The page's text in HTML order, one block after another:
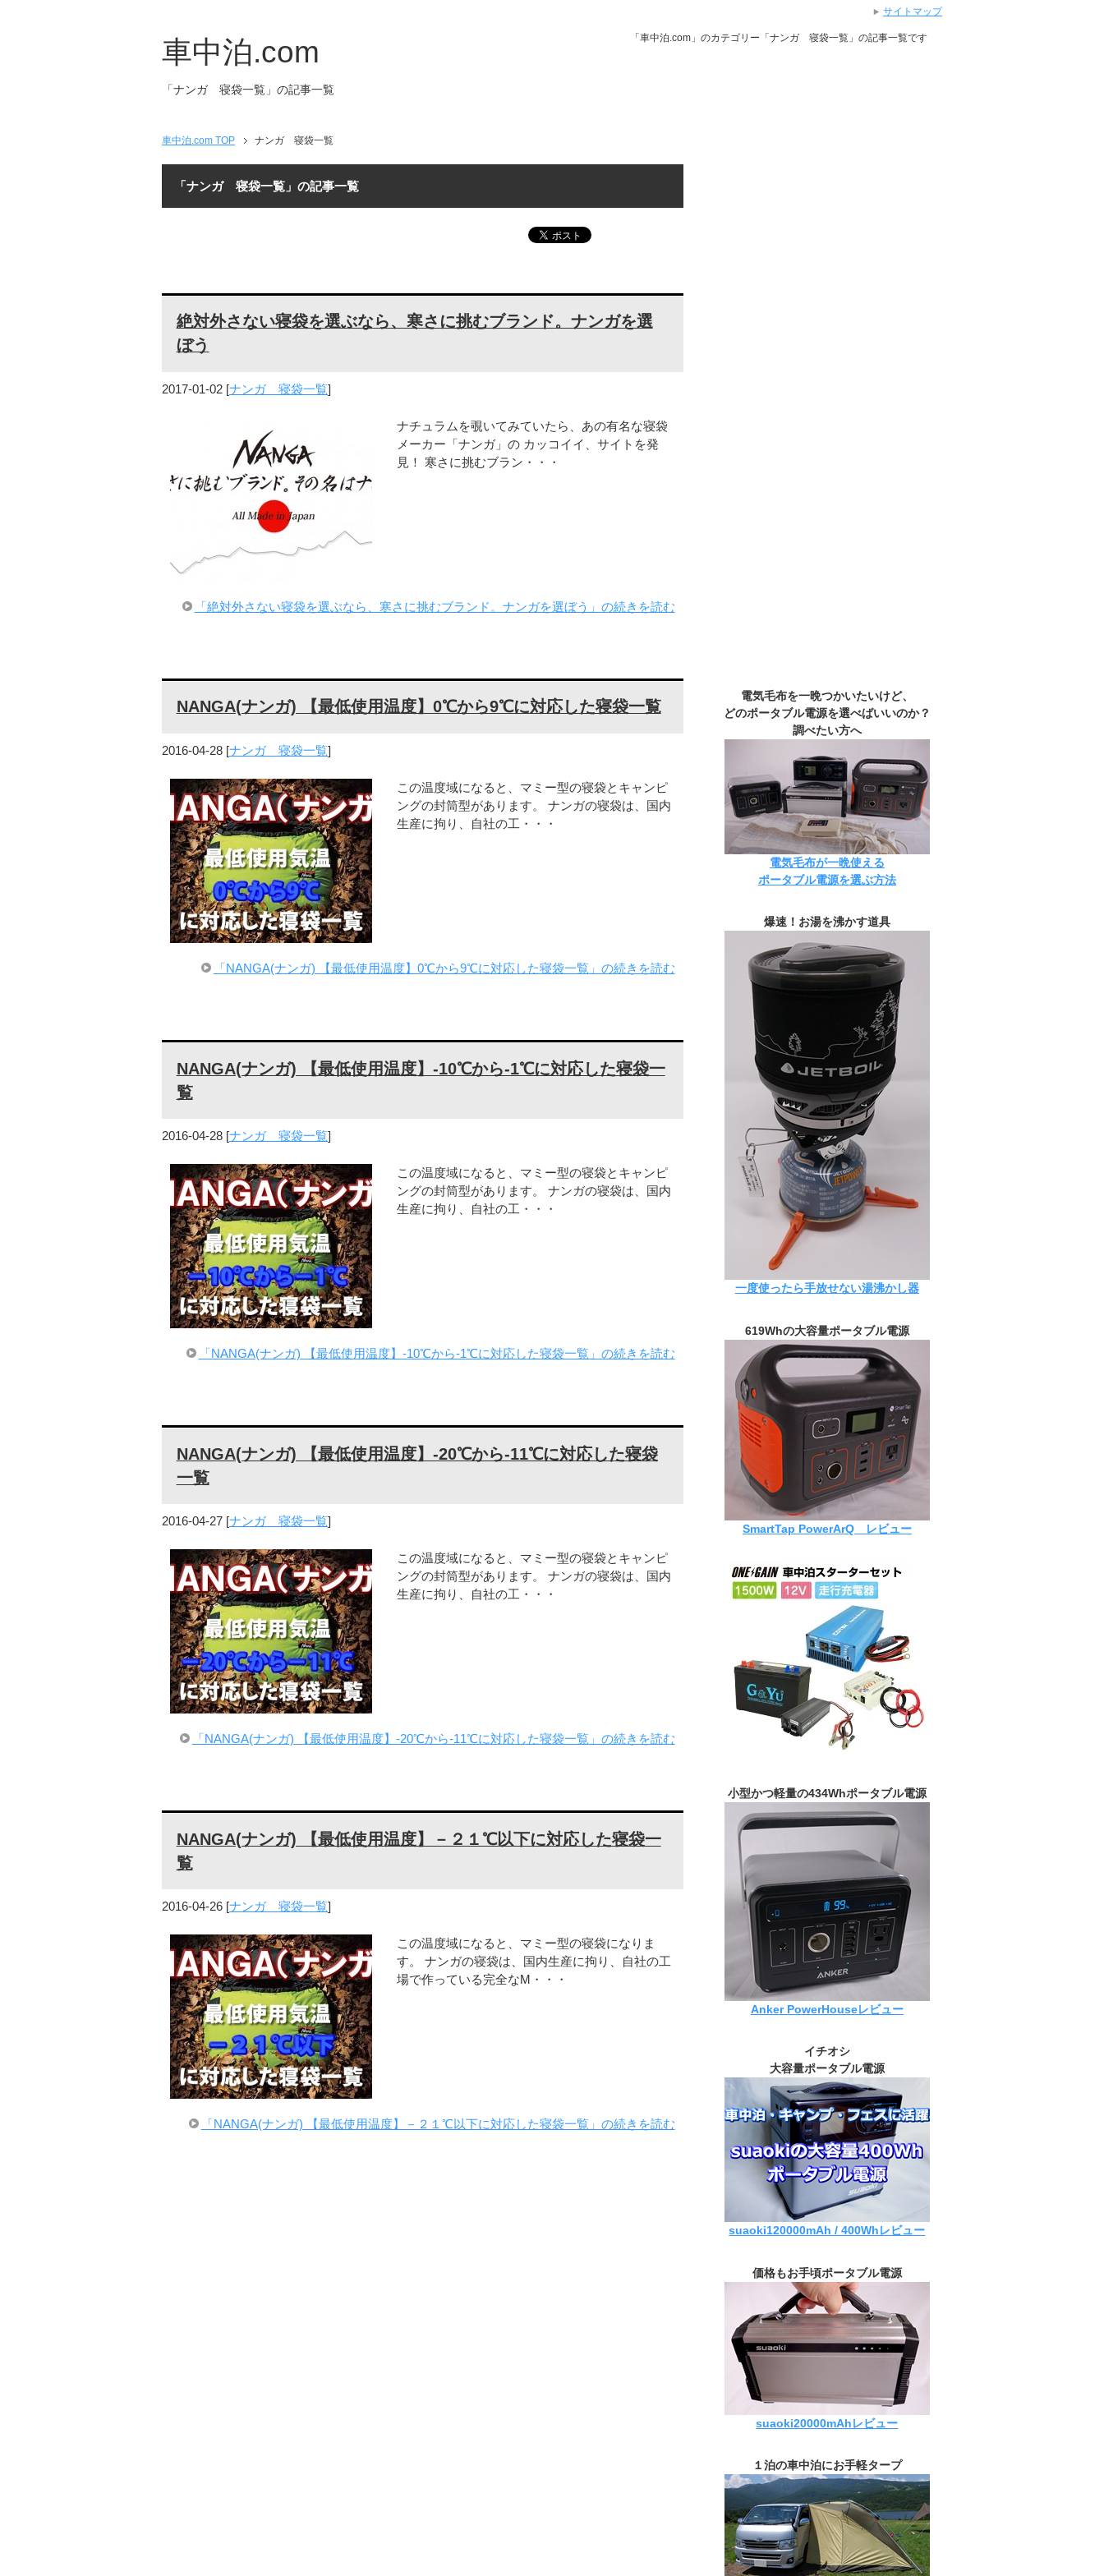
車中泊.com
「ナンガ 寝袋一覧」の記事一覧
「車中泊.com」のカテゴリー「ナンガ 寝袋一覧」の記事一覧です
車中泊.com TOP ナンガ 寝袋一覧
「ナンガ 寝袋一覧」の記事一覧
絶対外さない寝袋を選ぶなら、寒さに挑むブランド。ナンガを選
ぼう
2017-01-02 [ナンガ 寝袋一覧]
ナチュラムを覗いてみていたら、あの有名な寝袋
メーカー「ナンガ」の カッコイイ、サイトを発
見！ 寒さに挑むブラン・・・
「絶対外さない寝袋を選ぶなら、寒さに挑むブランド。ナンガを選ぼう」の続きを読む
NANGA(ナンガ) 【最低使用温度】0℃から9℃に対応した寝袋一覧
2016-04-28 [ナンガ 寝袋一覧]
この温度域になると、マミー型の寝袋とキャンピ
ングの封筒型があります。 ナンガの寝袋は、国内
生産に拘り、自社の工・・・
「NANGA(ナンガ) 【最低使用温度】0℃から9℃に対応した寝袋一覧」の続きを読む
NANGA(ナンガ) 【最低使用温度】-10℃から-1℃に対応した寝袋一
覧
2016-04-28 [ナンガ 寝袋一覧]
この温度域になると、マミー型の寝袋とキャンピ
ングの封筒型があります。 ナンガの寝袋は、国内
生産に拘り、自社の工・・・
「NANGA(ナンガ) 【最低使用温度】-10℃から-1℃に対応した寝袋一覧」の続きを読む
NANGA(ナンガ) 【最低使用温度】-20℃から-11℃に対応した寝袋
一覧
2016-04-27 [ナンガ 寝袋一覧]
この温度域になると、マミー型の寝袋とキャンピ
ングの封筒型があります。 ナンガの寝袋は、国内
生産に拘り、自社の工・・・
「NANGA(ナンガ) 【最低使用温度】-20℃から-11℃に対応した寝袋一覧」の続きを読む
NANGA(ナンガ) 【最低使用温度】－２１℃以下に対応した寝袋一
覧
2016-04-26 [ナンガ 寝袋一覧]
この温度域になると、マミー型の寝袋になりま
す。 ナンガの寝袋は、国内生産に拘り、自社の工
場で作っている完全なM・・・
「NANGA(ナンガ) 【最低使用温度】－２１℃以下に対応した寝袋一覧」の続きを読む
電気毛布を一晩つかいたいけど、
どのポータブル電源を選べばいいのか？
調べたい方へ
電気毛布が一晩使える
ポータブル電源を選ぶ方法
爆速！お湯を沸かす道具
一度使ったら手放せない湯沸かし器
619Whの大容量ポータブル電源
SmartTap PowerArQ レビュー
小型かつ軽量の434Whポータブル電源
Anker PowerHouseレビュー
イチオシ
大容量ポータブル電源
suaoki120000mAh / 400Whレビュー
価格もお手頃ポータブル電源
suaoki20000mAhレビュー
１泊の車中泊にお手軽タープ
サイトマップ